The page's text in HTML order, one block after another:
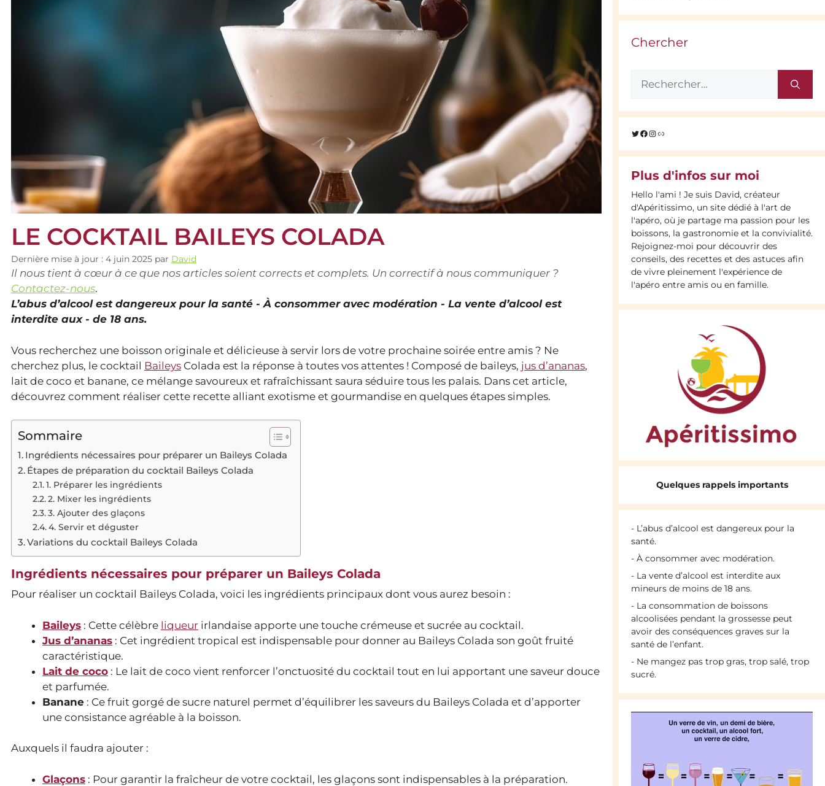
LE COCKTAIL BAILEYS COLADA
Dernière mise à jour : 4 juin 2025 par David
Il nous tient à cœur à ce que nos articles soient corrects et complets. Un correctif à nous communiquer ?
Contactez-nous.
L’abus d’alcool est dangereux pour la santé - À consommer avec modération - La vente d’alcool est
interdite aux - de 18 ans.
Vous recherchez une boisson originale et délicieuse à servir lors de votre prochaine soirée entre amis ? Ne
cherchez plus, le cocktail Baileys Colada est la réponse à toutes vos attentes ! Composé de baileys, jus d’ananas,
lait de coco et banane, ce mélange savoureux et rafraîchissant saura séduire tous les palais. Dans cet article,
découvrez comment réaliser cette recette alliant exotisme et gourmandise en quelques étapes simples.
Sommaire
Ingrédients nécessaires pour préparer un Baileys Colada
Étapes de préparation du cocktail Baileys Colada
1. Préparer les ingrédients
2. Mixer les ingrédients
3. Ajouter des glaçons
4. Servir et déguster
Variations du cocktail Baileys Colada
Ingrédients nécessaires pour préparer un Baileys Colada
Pour réaliser un cocktail Baileys Colada, voici les ingrédients principaux dont vous aurez besoin :
Baileys : Cette célèbre liqueur irlandaise apporte une touche crémeuse et sucrée au cocktail.
Jus d’ananas : Cet ingrédient tropical est indispensable pour donner au Baileys Colada son goût fruité
caractéristique.
Lait de coco : Le lait de coco vient renforcer l’onctuosité du cocktail tout en lui apportant une saveur douce
et parfumée.
Banane : Ce fruit gorgé de sucre naturel permet d’équilibrer les saveurs du Baileys Colada et d’apporter
une consistance agréable à la boisson.
Auxquels il faudra ajouter :
Glaçons : Pour garantir la fraîcheur de votre cocktail, les glaçons sont indispensables à la préparation.
Chercher
Rechercher :
Twitter
Facebook
Instagram
Lien
Plus d'infos sur moi
Hello l'ami ! Je suis David, créateur
d'Apéritissimo, un site dédié à l'art de
l'apéro, où je partage ma passion pour les
boissons, la gastronomie et la convivialité.
Rejoignez-moi pour découvrir des
conseils, des recettes et des astuces afin
de vivre pleinement l'expérience de
l'apéro entre amis ou en famille.
Quelques rappels importants
- L’abus d’alcool est dangereux pour la
santé.
- À consommer avec modération.
- La vente d’alcool est interdite aux
mineurs de moins de 18 ans.
- La consommation de boissons
alcoolisées pendant la grossesse peut
avoir des conséquences graves sur la
santé de l’enfant.
- Ne mangez pas trop gras, trop salé, trop
sucré.